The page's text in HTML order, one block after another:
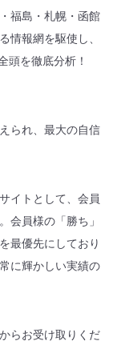
福島・札幌・函館
情報網を駆使し、
頭を徹底分析！
られ、最大の自信
イトとして、会員
会員様の「勝ち」
最優先にしており
に輝かしい実績の
らお受け取りくだ